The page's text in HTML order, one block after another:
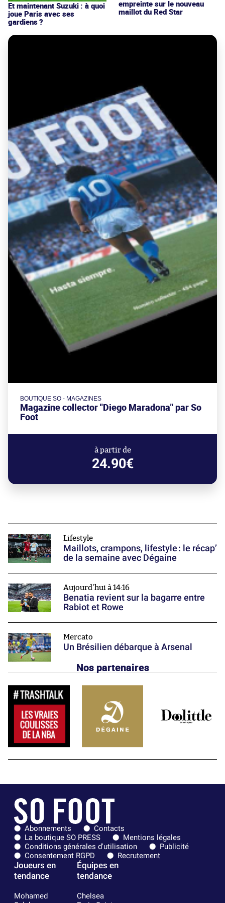
Et maintenant Suzuki : à quoi
joue Paris avec ses
gardiens ?
empreinte sur le nouveau
maillot du Red Star
BOUTIQUE SO - MAGAZINES
Magazine collector "Diego Maradona" par So
Foot
à partir de
24.90€
Lifestyle
Maillots, crampons, lifestyle : le récap’
de la semaine avec Dégaine
Aujourd'hui à 14:16
Benatia revient sur la bagarre entre
Rabiot et Rowe
Mercato
Un Brésilien débarque à Arsenal
Nos partenaires
Abonnements
Contacts
La boutique SO PRESS
Mentions légales
Conditions générales d'utilisation
Publicité
Consentement RGPD
Recrutement
Joueurs en
tendance
Mohamed
Équipes en
tendance
Chelsea